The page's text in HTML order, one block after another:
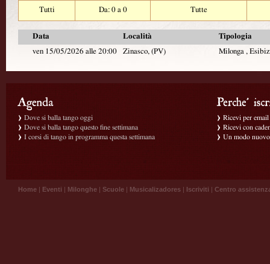
Tutti
Da: 0 a 0 Tutte
Data Località
Tipologia
ven 15/05/2026 alle 20:00
Zinasco, (PV) Milonga ,
Dove si balla tango oggi
Dove si balla tango questo fine settimana
I corsi di tango in programma questa settimana
Ricevi per
Ricevi con
Un modo
Home | Eventi | Milonghe | Scuole | Musicalizadores | Iscriviti | Centro